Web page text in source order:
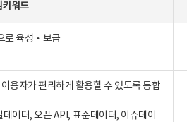
키워드
로 육성‧보급
용자가 편리하게 활용할 수 있도록 통합
이터, 오픈 API, 표준데이터, 이슈데이